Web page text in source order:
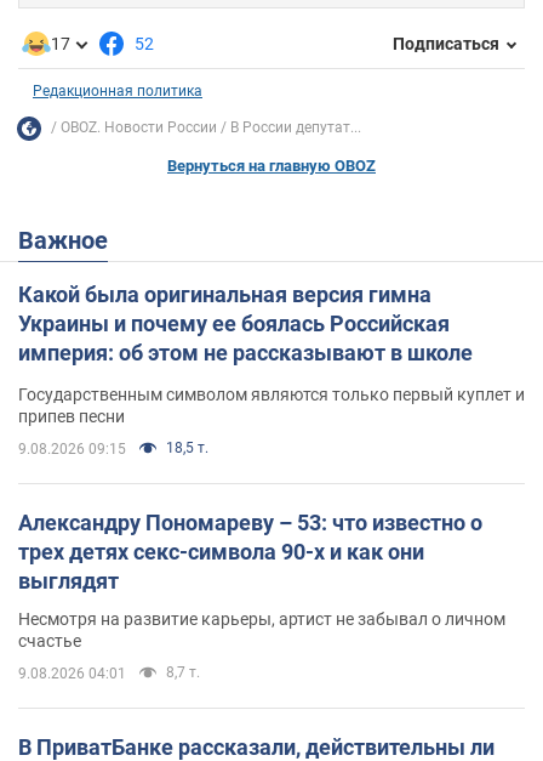
17 52 Подписаться
Редакционная политика
OBOZ. Новости России В России депутат...
Вернуться на главную OBOZ
Важное
Какой была оригинальная версия гимна
Украины и почему ее боялась Российская
империя: об этом не рассказывают в школе
Государственным символом являются только первый куплет и
припев песни
9.08.2026 09:15 18,5 т.
Александру Пономареву – 53: что известно о
трех детях секс-символа 90-х и как они
выглядят
Несмотря на развитие карьеры, артист не забывал о личном
счастье
9.08.2026 04:01 8,7 т.
В ПриватБанке рассказали, действительны ли